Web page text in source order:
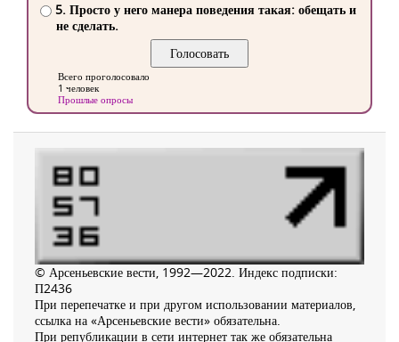
5. Просто у него манера поведения такая: обещать и
не сделать.
Всего проголосовало
1 человек
Прошлые опросы
© Арсеньевские вести, 1992—2022. Индекс подписки:
П2436
При перепечатке и при другом использовании материалов,
ссылка на «Арсеньевские вести» обязательна.
При републикации в сети интернет так же обязательна